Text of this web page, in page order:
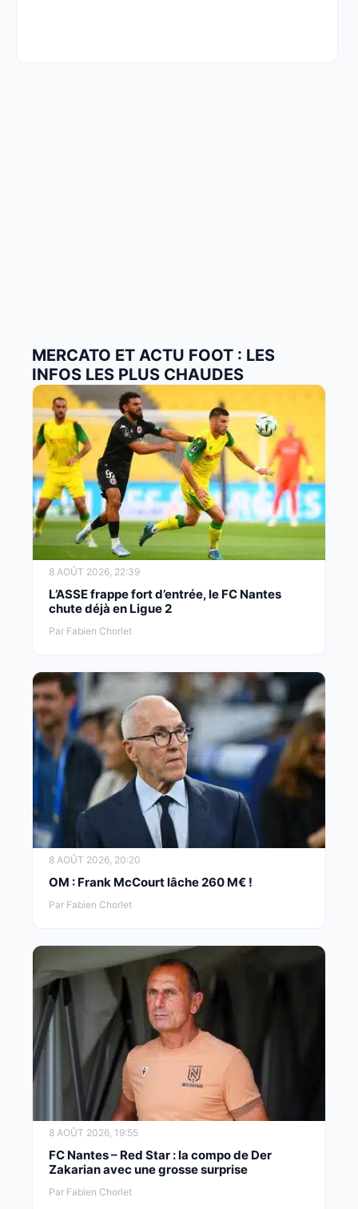
MERCATO ET ACTU FOOT : LES
INFOS LES PLUS CHAUDES
8 AOÛT 2026, 22:39
L’ASSE frappe fort d’entrée, le FC Nantes
chute déjà en Ligue 2
Par Fabien Chorlet
8 AOÛT 2026, 20:20
OM : Frank McCourt lâche 260 M€ !
Par Fabien Chorlet
8 AOÛT 2026, 19:55
FC Nantes – Red Star : la compo de Der
Zakarian avec une grosse surprise
Par Fabien Chorlet